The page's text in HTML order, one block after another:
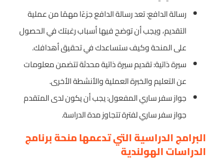
رسالة الدافع: تعد رسالة الدافع جزءًا مهمًا من عملية
التقديم، ويجب أن توضح فيها أسباب رغبتك في الحصول
على المنحة وكيف ستساعدك في تحقيق أهدافك.
سيرة ذاتية: تقديم سيرة ذاتية محدثة تتضمن معلومات
عن التعليم والخبرة العملية والأنشطة الأخرى.
جواز سفر ساري المفعول: يجب أن يكون لدى المتقدم
جواز سفر ساري لفترة تتجاوز مدة الدراسة.
البرامج الدراسية التي تدعمها منحة برنامج
الدراسات الهولندية